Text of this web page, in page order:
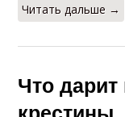
Читать дальше →
Что